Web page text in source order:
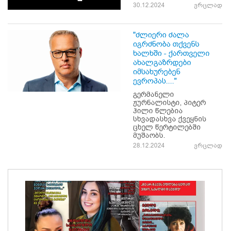
30.12.2024 ვრცლად
"ძლიერი ძალა
იგრძნობა თქვენს
ხალხში - ქართველი
ახალგაზრდები
იმსახურებენ
ევროპას...."
გერმანელი
ჟურნალისტი, პიტერ
ჰილი წლებია
სხვადასხვა ქვეყნის
ცხელ წერტილებში
მუშაობს.
28.12.2024 ვრცლად